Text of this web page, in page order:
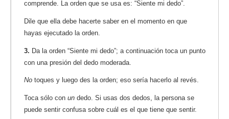
comprende. La orden que se usa es: “Siente mi dedo”.
Dile que ella debe hacerte saber en el momento en que
hayas ejecutado la orden.
3. Da la orden “Siente mi dedo”; a continuación toca un punto
con una presión del dedo moderada.
No toques y luego des la orden; eso sería hacerlo al revés.
Toca sólo con un dedo. Si usas dos dedos, la persona se
puede sentir confusa sobre cuál es el que tiene que sentir.